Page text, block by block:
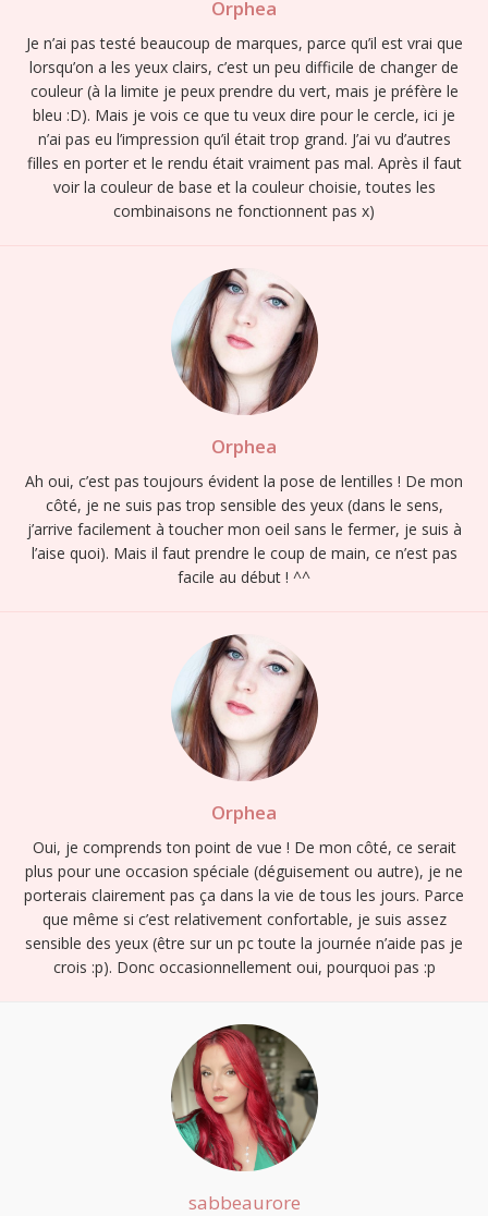
Orphea
Je n’ai pas testé beaucoup de marques, parce qu’il est vrai que
lorsqu’on a les yeux clairs, c’est un peu difficile de changer de
couleur (à la limite je peux prendre du vert, mais je préfère le
bleu :D). Mais je vois ce que tu veux dire pour le cercle, ici je
n’ai pas eu l’impression qu’il était trop grand. J’ai vu d’autres
filles en porter et le rendu était vraiment pas mal. Après il faut
voir la couleur de base et la couleur choisie, toutes les
combinaisons ne fonctionnent pas x)
Orphea
Ah oui, c’est pas toujours évident la pose de lentilles ! De mon
côté, je ne suis pas trop sensible des yeux (dans le sens,
j’arrive facilement à toucher mon oeil sans le fermer, je suis à
l’aise quoi). Mais il faut prendre le coup de main, ce n’est pas
facile au début ! ^^
Orphea
Oui, je comprends ton point de vue ! De mon côté, ce serait
plus pour une occasion spéciale (déguisement ou autre), je ne
porterais clairement pas ça dans la vie de tous les jours. Parce
que même si c’est relativement confortable, je suis assez
sensible des yeux (être sur un pc toute la journée n’aide pas je
crois :p). Donc occasionnellement oui, pourquoi pas :p
sabbeaurore